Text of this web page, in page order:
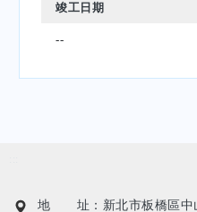
竣工日期
--
地 址：新北市板橋區中